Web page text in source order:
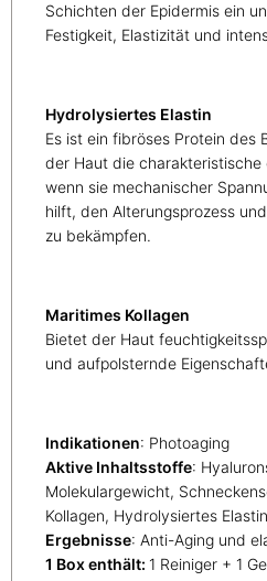
Schichten der Epidermis ein
Festigkeit, Elastizität und
Hydrolysiertes Elastin
Es ist ein fibröses Protein des
der Haut die charakteristische
wenn sie mechanischer
hilft, den Alterungsprozess
zu bekämpfen.
Maritimes Kollagen
Bietet der Haut
und aufpolsternde
Indikationen: Photoaging
Aktive Inhaltsstoffe:
Molekulargewicht,
Kollagen, Hydrolysiertes Elastin
Ergebnisse: Anti-Aging und
1 Box enthält: 1 Reiniger + 1